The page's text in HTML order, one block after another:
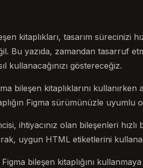
kitaplıkları, tasarım sürecinizi
Bu yazıda, zamandan tasarruf
kullanacağınızı göstereceğiz.
bileşen kitaplıklarını
Figma sürümünüzle uyumlu
ihtiyacınız olan bileşenleri
uygun HTML etiketlerini
Figma bileşen kitaplığını